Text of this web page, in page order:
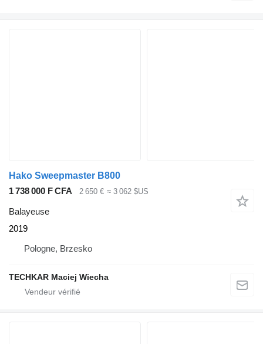
Hako Sweepmaster B800
1 738 000 F CFA
2 650 € ≈ 3 062 $US
Balayeuse
2019
Pologne, Brzesko
TECHKAR Maciej Wiecha